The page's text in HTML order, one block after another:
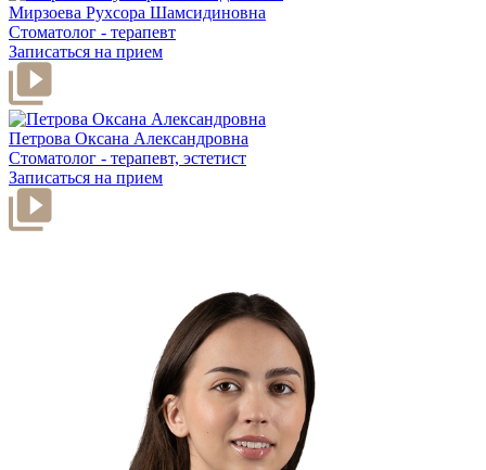
Мирзоева Рухсора Шамсидиновна
Стоматолог - терапевт
Записаться на прием
Петрова Оксана Александровна
Стоматолог - терапевт, эстетист
Записаться на прием